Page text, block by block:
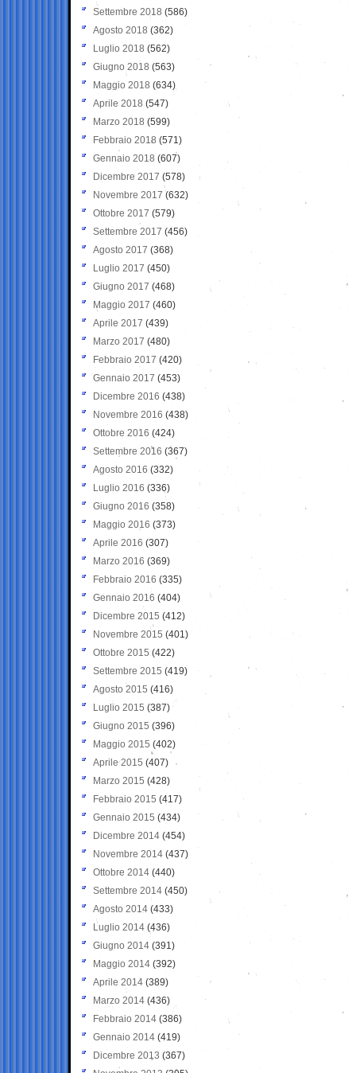
Settembre 2018 (586)
Agosto 2018 (362)
Luglio 2018 (562)
Giugno 2018 (563)
Maggio 2018 (634)
Aprile 2018 (547)
Marzo 2018 (599)
Febbraio 2018 (571)
Gennaio 2018 (607)
Dicembre 2017 (578)
Novembre 2017 (632)
Ottobre 2017 (579)
Settembre 2017 (456)
Agosto 2017 (368)
Luglio 2017 (450)
Giugno 2017 (468)
Maggio 2017 (460)
Aprile 2017 (439)
Marzo 2017 (480)
Febbraio 2017 (420)
Gennaio 2017 (453)
Dicembre 2016 (438)
Novembre 2016 (438)
Ottobre 2016 (424)
Settembre 2016 (367)
Agosto 2016 (332)
Luglio 2016 (336)
Giugno 2016 (358)
Maggio 2016 (373)
Aprile 2016 (307)
Marzo 2016 (369)
Febbraio 2016 (335)
Gennaio 2016 (404)
Dicembre 2015 (412)
Novembre 2015 (401)
Ottobre 2015 (422)
Settembre 2015 (419)
Agosto 2015 (416)
Luglio 2015 (387)
Giugno 2015 (396)
Maggio 2015 (402)
Aprile 2015 (407)
Marzo 2015 (428)
Febbraio 2015 (417)
Gennaio 2015 (434)
Dicembre 2014 (454)
Novembre 2014 (437)
Ottobre 2014 (440)
Settembre 2014 (450)
Agosto 2014 (433)
Luglio 2014 (436)
Giugno 2014 (391)
Maggio 2014 (392)
Aprile 2014 (389)
Marzo 2014 (436)
Febbraio 2014 (386)
Gennaio 2014 (419)
Dicembre 2013 (367)